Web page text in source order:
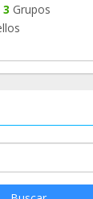
3 Grupos